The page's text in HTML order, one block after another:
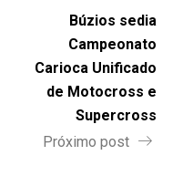
Búzios sedia
Campeonato
Carioca Unificado
de Motocross e
Supercross
Próximo post